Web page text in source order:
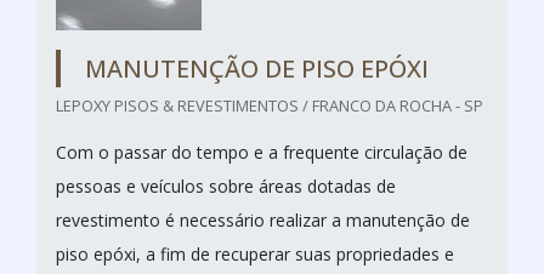
MANUTENÇÃO DE PISO EPÓXI
LEPOXY PISOS & REVESTIMENTOS / FRANCO DA ROCHA - SP
Com o passar do tempo e a frequente circulação de
pessoas e veículos sobre áreas dotadas de
revestimento é necessário realizar a manutenção de
piso epóxi, a fim de recuperar suas propriedades e